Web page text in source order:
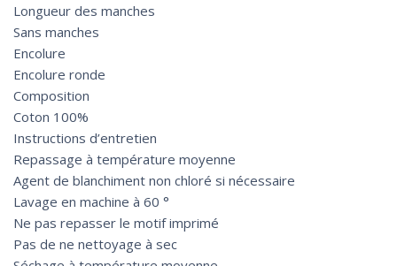
Longueur des manches
Sans manches
Encolure
Encolure ronde
Composition
Coton 100%
Instructions d’entretien
Repassage à température moyenne
Agent de blanchiment non chloré si nécessaire
Lavage en machine à 60 °
Ne pas repasser le motif imprimé
Pas de ne nettoyage à sec